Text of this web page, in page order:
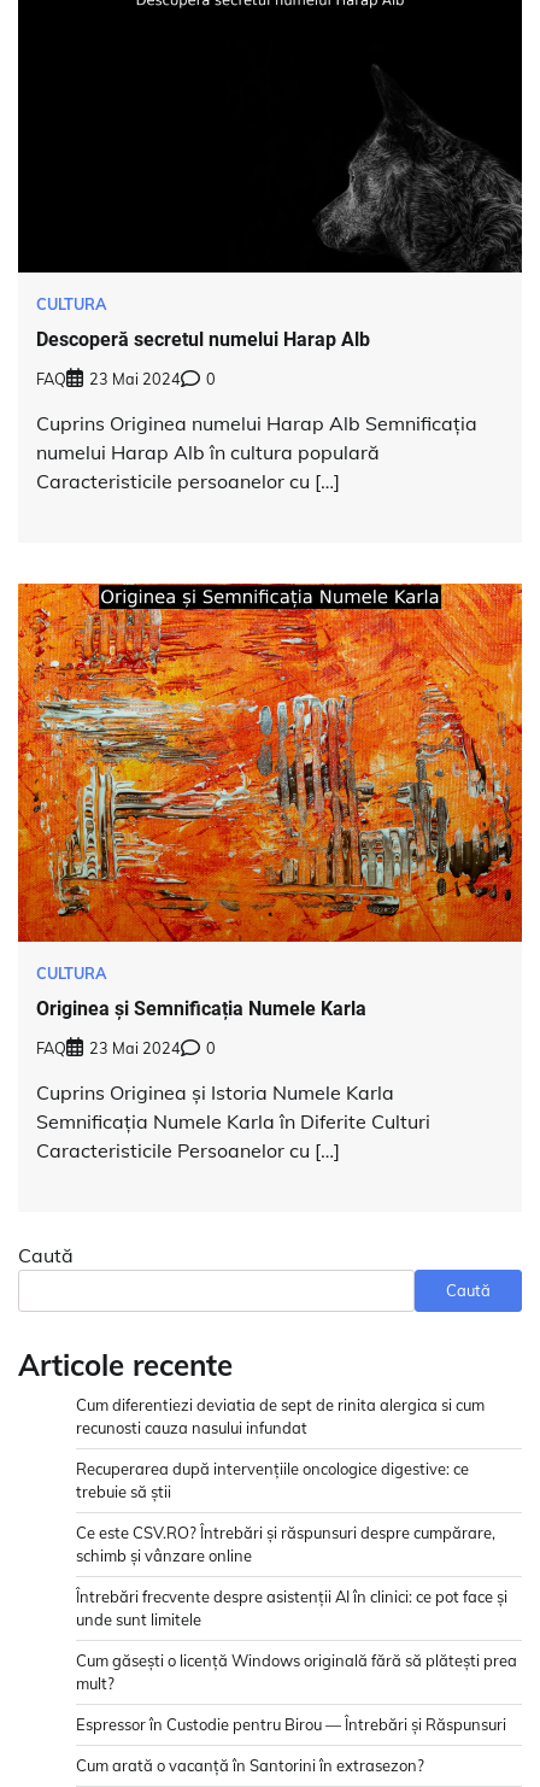
CULTURA
Descoperă secretul numelui Harap Alb
FAQ 23 Mai 2024 0
Cuprins Originea numelui Harap Alb Semnificația
numelui Harap Alb în cultura populară
Caracteristicile persoanelor cu […]
CULTURA
Originea și Semnificația Numele Karla
FAQ 23 Mai 2024 0
Cuprins Originea și Istoria Numele Karla
Semnificația Numele Karla în Diferite Culturi
Caracteristicile Persoanelor cu […]
Caută
Caută
Articole recente
Cum diferentiezi deviatia de sept de rinita alergica si cum
recunosti cauza nasului infundat
Recuperarea după intervențiile oncologice digestive: ce
trebuie să știi
Ce este CSV.RO? Întrebări și răspunsuri despre cumpărare,
schimb și vânzare online
Întrebări frecvente despre asistenții AI în clinici: ce pot face și
unde sunt limitele
Cum găsești o licență Windows originală fără să plătești prea
mult?
Espressor în Custodie pentru Birou — Întrebări și Răspunsuri
Cum arată o vacanță în Santorini în extrasezon?